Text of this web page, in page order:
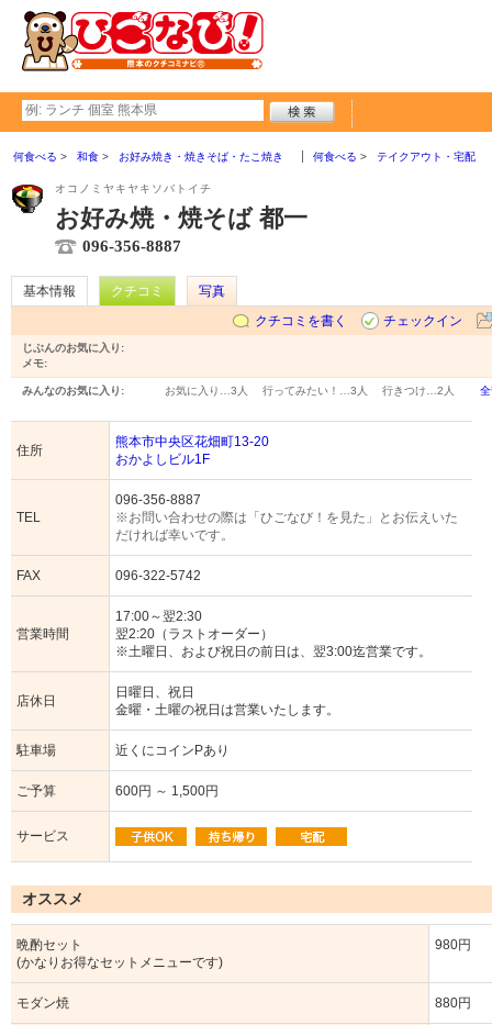
何食べる 和食 お好み焼き・焼きそば・たこ焼き 何食べる テイクアウト・宅配
オコノミヤキヤキソバトイチ
お好み焼・焼そば 都一
096-356-8887
基本情報 クチコミ
写真
クチコミを書く
チェックイン
じぶんのお気に入り:
メモ:
みんなのお気に入り: お気に入り… 3人 行ってみたい！… 3人 行きつけ… 2人
住所
熊本市中央区花畑町13-20
おかよしビル1F
TEL
096-356-8887
※お問い合わせの際は「ひごなび！を見た」とお伝えいた
だければ幸いです。
FAX 096-322-5742
営業時間
17:00～翌2:30
翌2:20（ラストオーダー）
※土曜日、および祝日の前日は、翌3:00迄営業です。
店休日
日曜日、祝日
金曜・土曜の祝日は営業いたします。
駐車場 近くにコインPあり
ご予算 600円 ～ 1,500円
サービス
オススメ
晩酌セット
(かなりお得なセットメニューです)
980円
モダン焼 880円